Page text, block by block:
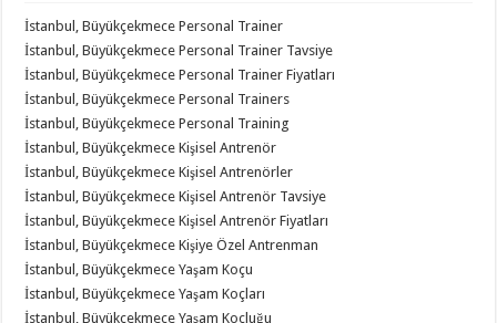
İstanbul, Büyükçekmece Personal Trainer
İstanbul, Büyükçekmece Personal Trainer Tavsiye
İstanbul, Büyükçekmece Personal Trainer Fiyatları
İstanbul, Büyükçekmece Personal Trainers
İstanbul, Büyükçekmece Personal Training
İstanbul, Büyükçekmece Kişisel Antrenör
İstanbul, Büyükçekmece Kişisel Antrenörler
İstanbul, Büyükçekmece Kişisel Antrenör Tavsiye
İstanbul, Büyükçekmece Kişisel Antrenör Fiyatları
İstanbul, Büyükçekmece Kişiye Özel Antrenman
İstanbul, Büyükçekmece Yaşam Koçu
İstanbul, Büyükçekmece Yaşam Koçları
İstanbul, Büyükçekmece Yaşam Koçluğu